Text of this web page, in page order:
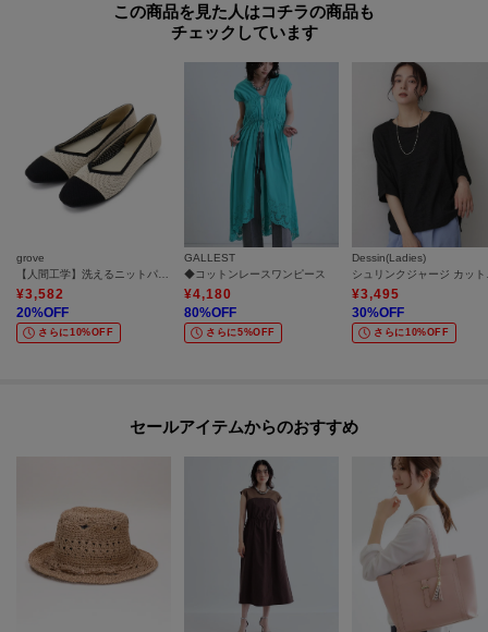
この商品を見た人はコチラの商品も
チェックしています
grove
【人間工学】洗えるニットパンプス
¥3,582
20%OFF
さらに10%OFF
GALLEST
◆コットンレースワンピース
¥4,180
80%OFF
さらに5%OFF
Dessin(Ladies)
シ
¥3,495
30%OFF
さらに10%OFF
セールアイテムからのおすすめ